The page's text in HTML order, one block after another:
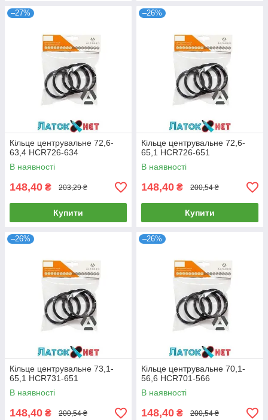
–27%
Кільце центрувальне 72,6-
63,4 HCR726-634
В наявності
148,40 ₴ 203,29 ₴
Купити
–26%
Кільце центрувальне 72,6-
65,1 HCR726-651
В наявності
148,40 ₴ 200,54 ₴
Купити
–26%
Кільце центрувальне 73,1-
65,1 HCR731-651
В наявності
148,40 ₴ 200,54 ₴
–26%
Кільце центрувальне 70,1-
56,6 HCR701-566
В наявності
148,40 ₴ 200,54 ₴